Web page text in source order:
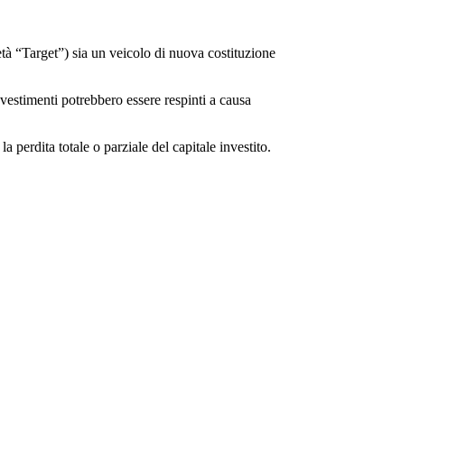
“Target”) sia un veicolo di nuova costituzione
potrebbero essere respinti a causa
perdita totale o parziale del capitale investito.